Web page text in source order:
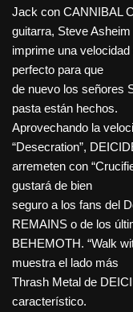
Jack con CANNIBAL
guitarra, Steve Asheim
imprime una
perfecto para que
de nuevo los señores
pasta están hechos.
Aprovechando la
“Desecration”,
arremeten con
gustará de bien
seguro a los fans del
REMAINS o de los
BEHEMOTH. “Walk
muestra el lado más
Thrash Metal de
característico.